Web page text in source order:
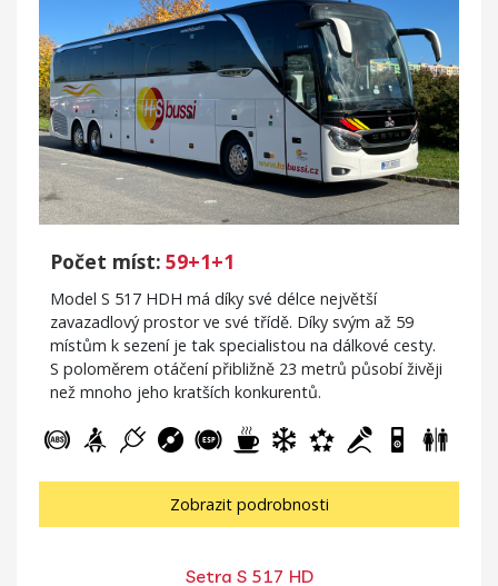
Počet míst: 59+1+1
Model S 517 HDH má díky své délce největší
zavazadlový prostor ve své třídě. Díky svým až 59
místům k sezení je tak specialistou na dálkové cesty.
S poloměrem otáčení přibližně 23 metrů působí živěji
než mnoho jeho kratších konkurentů.
Zobrazit podrobnosti
Setra S 517 HD